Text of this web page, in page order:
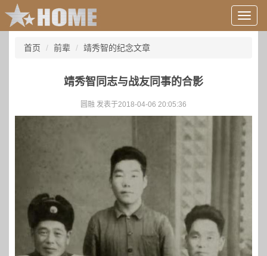
用
户
首页 前辈 靖秀智的纪念文章
靖秀智同志与战友同事的合影
圆融 发表于2018-04-06 20:05:36